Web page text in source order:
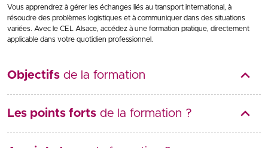
Vous apprendrez à gérer les échanges liés au transport international, à
résoudre des problèmes logistiques et à communiquer dans des situations
variées. Avec le CEL Alsace, accédez à une formation pratique, directement
applicable dans votre quotidien professionnel.
Objectifs de la formation
Les points forts de la formation ?